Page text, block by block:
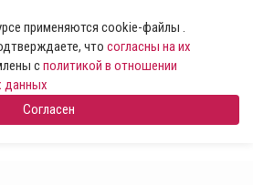
применяются cookie-файлы .
что согласны на их
сполитикой в отношении
данных
Согласен